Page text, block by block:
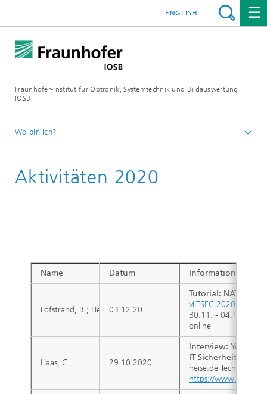
Fraunhofer-Institut für Optronik, Systemtechnik und Bildauswertung
IOSB
ENGLISH
Wo bin ich?
Kompetenzen
Aktivitäten
Aktivitäten 2020
Datum Informationen
03.12.20
Tutorial: NATO
vIITSEC 2020
30.11. - 04.12.2020
online
29.10.2020
Interview: Youtube
IT-Sicherheitslabor
heise.de Technology
https://
Name
Löfstrand, B.; Herzog, R.; Kuhn, T.; Behner, H.
Haas, C.